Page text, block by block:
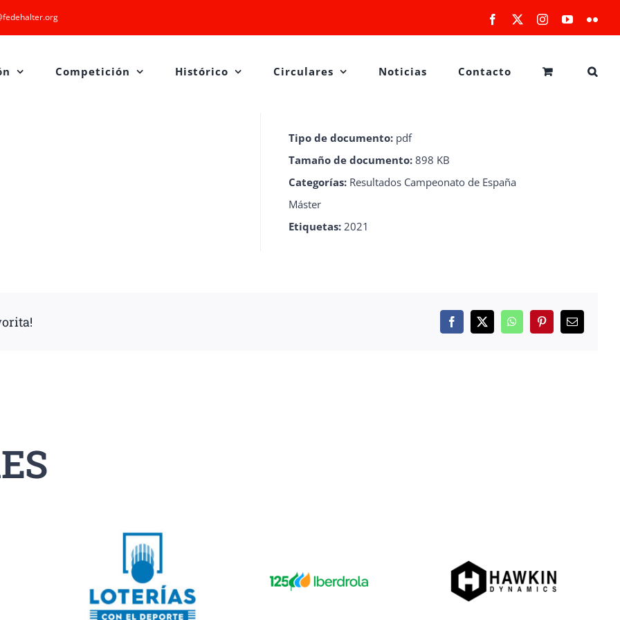
Facebook InstagramYouTube
Competición Histórico Circulares Noticias Contacto
Tipo de documento: pdf
Tamaño de documento: 898 KB
Categorías: Resultados Campeonato de España
Máster
Etiquetas: 2021
Facebook
X WhatsAppPinterestCorreo
electrónico